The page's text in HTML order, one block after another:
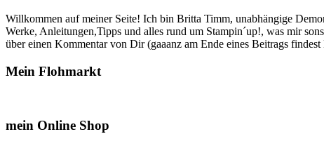
Willkommen auf meiner Seite! Ich bin Britta Timm, unabhängige
Werke, Anleitungen,Tipps und alles rund um Stampin´up!, was mir
über einen Kommentar von Dir (gaaanz am Ende eines Beitrags
Mein Flohmarkt
mein Online Shop